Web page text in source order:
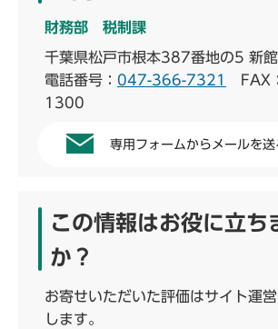
財務部 税制課
千葉県松戸市根本387番地の5 新
電話番号： 047-366-7321
FAX
1300
専用フォームからメールを送
この情報はお役に立ち
か？
お寄せいただいた評価はサイト運
します。